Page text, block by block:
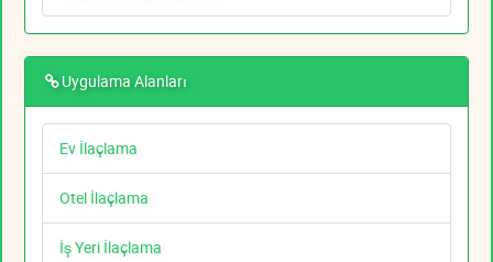
Uygulama Alanları
Ev İlaçlama
Otel İlaçlama
İş Yeri İlaçlama